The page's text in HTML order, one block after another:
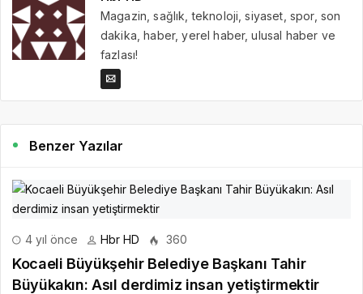
Magazin, sağlık, teknoloji, siyaset, spor, son
dakika, haber, yerel haber, ulusal haber ve
fazlası!
Benzer Yazılar
4 yıl önce Hbr HD 360
Kocaeli Büyükşehir Belediye Başkanı Tahir
Büyükakın: Asıl derdimiz insan yetiştirmektir